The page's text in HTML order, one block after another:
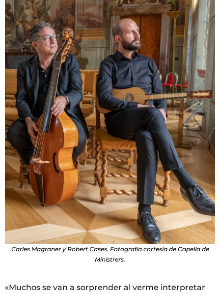
Carles Magraner y Robert Cases. Fotografía cortesía de Capella de
Ministrers.
«Muchos se van a sorprender al verme interpretar